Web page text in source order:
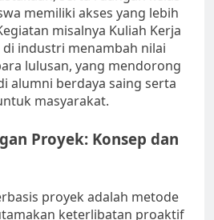
memiliki akses yang lebih
misalnya Kuliah Kerja
industri menambah nilai
lulusan, yang mendorong
alumni berdaya saing serta
masyarakat.
Proyek: Konsep dan
proyek adalah metode
keterlibatan proaktif